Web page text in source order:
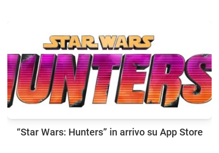
“Star Wars: Hunters” in arrivo su App Store